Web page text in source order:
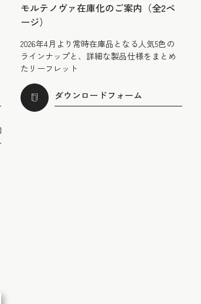
モルテノヴァ在庫化のご案内（全2ペ
ージ）
2026年4月より常時在庫品となる人気5色の
ラインナップと、詳細な製品仕様をまとめ
たリーフレット
ダウンロードフォーム